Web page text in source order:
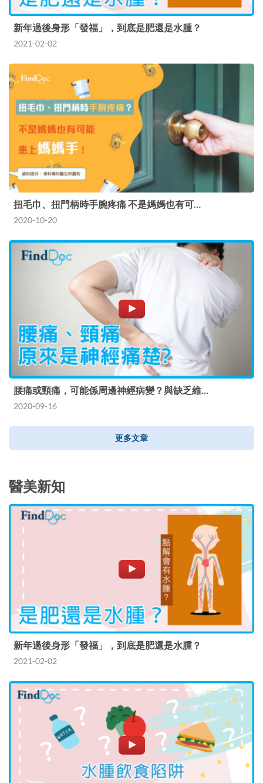
新年過後身形「發福」，到底是肥還是水腫？
2021-02-02
扭毛巾、扭門柄時手腕疼痛 不是媽媽也有可…
2020-10-20
腰痛或頸痛，可能係周邊神經病變？與缺乏維…
2020-09-16
更多文章
醫美新知
新年過後身形「發福」，到底是肥還是水腫？
2021-02-02